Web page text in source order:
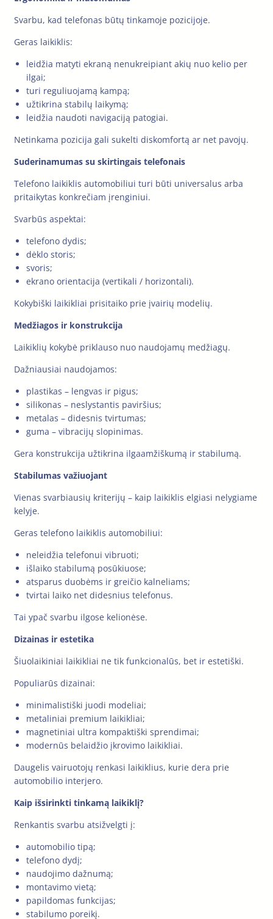
Svarbu, kad telefonas būtų tinkamoje pozicijoje.
Geras laikiklis:
leidžia matyti ekraną nenukreipiant akių nuo kelio per
ilgai;
turi reguliuojamą kampą;
užtikrina stabilų laikymą;
leidžia naudoti navigaciją patogiai.
Netinkama pozicija gali sukelti diskomfortą ar net pavojų.
Suderinamumas su skirtingais telefonais
Telefono laikiklis automobiliui turi būti universalus arba
pritaikytas konkrečiam įrenginiui.
Svarbūs aspektai:
telefono dydis;
dėklo storis;
svoris;
ekrano orientacija (vertikali / horizontali).
Kokybiški laikikliai prisitaiko prie įvairių modelių.
Medžiagos ir konstrukcija
Laikiklių kokybė priklauso nuo naudojamų medžiagų.
Dažniausiai naudojamos:
plastikas – lengvas ir pigus;
silikonas – neslystantis paviršius;
metalas – didesnis tvirtumas;
guma – vibracijų slopinimas.
Gera konstrukcija užtikrina ilgaamžiškumą ir stabilumą.
Stabilumas važiuojant
Vienas svarbiausių kriterijų – kaip laikiklis elgiasi nelygiame
kelyje.
Geras telefono laikiklis automobiliui:
neleidžia telefonui vibruoti;
išlaiko stabilumą posūkiuose;
atsparus duobėms ir greičio kalneliams;
tvirtai laiko net didesnius telefonus.
Tai ypač svarbu ilgose kelionėse.
Dizainas ir estetika
Šiuolaikiniai laikikliai ne tik funkcionalūs, bet ir estetiški.
Populiarūs dizainai:
minimalistiški juodi modeliai;
metaliniai premium laikikliai;
magnetiniai ultra kompaktiški sprendimai;
modernūs belaidžio įkrovimo laikikliai.
Daugelis vairuotojų renkasi laikiklius, kurie dera prie
automobilio interjero.
Kaip išsirinkti tinkamą laikiklį?
Renkantis svarbu atsižvelgti į:
automobilio tipą;
telefono dydį;
naudojimo dažnumą;
montavimo vietą;
papildomas funkcijas;
stabilumo poreikį.